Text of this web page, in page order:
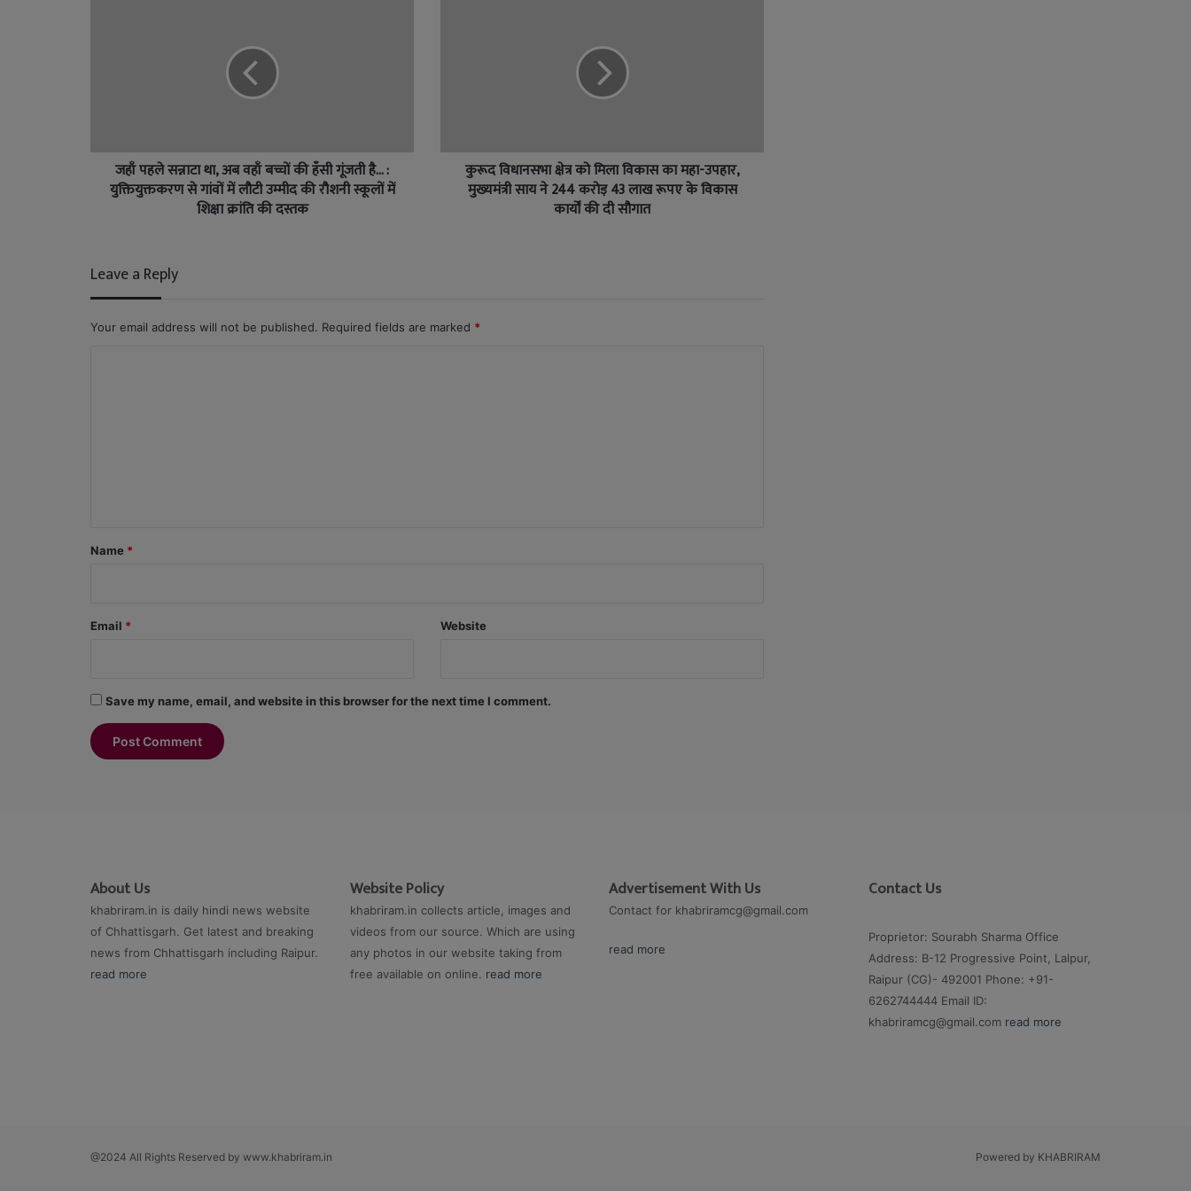
जहाँ पहले सन्नाटा था, अब वहाँ बच्चों की हँसी गूंजती है... :
युक्तियुक्तकरण से गांवों में लौटी उम्मीद की रौशनी स्कूलों में
शिक्षा क्रांति की दस्तक
कुरूद विधानसभा क्षेत्र को मिला विकास का महा-उपहार,
मुख्यमंत्री साय ने 244 करोड़ 43 लाख रूपए के विकास
कार्यों की दी सौगात
Leave a Reply
Your email address will not be published. Required fields are marked *
*
Name *
Email * Website
Save my name, email, and website in this browser for the next time I comment.
About Us
khabriram.in is daily hindi news website
of Chhattisgarh. Get latest and breaking
news from Chhattisgarh including Raipur.
read more
Website Policy
khabriram.in collects article, images and
videos from our source. Which are using
any photos in our website taking from
free available on online. read more
Advertisement With Us
Contact for khabriramcg@gmail.com
read more
Contact Us
Proprietor: Sourabh Sharma Office
Address: B-12 Progressive Point, Lalpur,
Raipur (CG)- 492001 Phone: +91-
6262744444 Email ID:
khabriramcg@gmail.com read more
@2024 All Rights Reserved by www.khabriram.in Powered by KHABRIRAM